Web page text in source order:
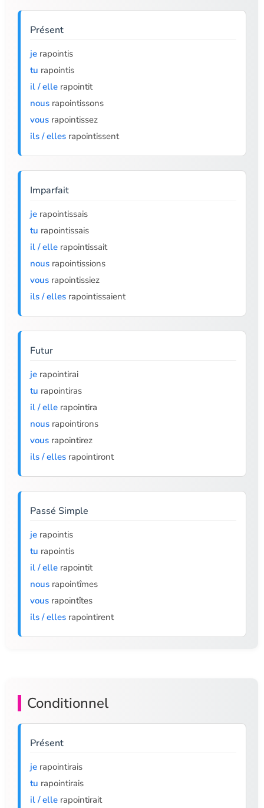
Présent
je rapointis
tu rapointis
il / elle rapointit
nous rapointissons
vous rapointissez
ils / elles rapointissent
Imparfait
je rapointissais
tu rapointissais
il / elle rapointissait
nous rapointissions
vous rapointissiez
ils / elles rapointissaient
Futur
je rapointirai
tu rapointiras
il / elle rapointira
nous rapointirons
vous rapointirez
ils / elles rapointiront
Passé Simple
je rapointis
tu rapointis
il / elle rapointit
nous rapointîmes
vous rapointîtes
ils / elles rapointirent
Conditionnel
Présent
je rapointirais
tu rapointirais
il / elle rapointirait